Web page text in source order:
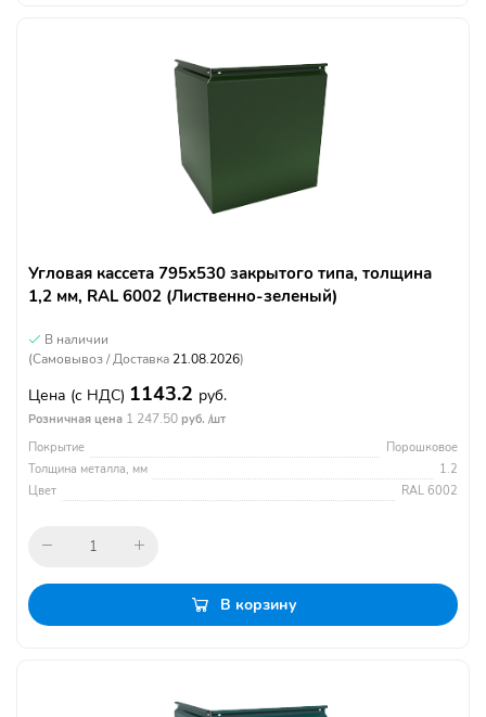
Угловая кассета 795х530 закрытого типа, толщина
1,2 мм, RAL 6002 (Лиственно-зеленый)
В наличии
(Самовывоз / Доставка 21.08.2026)
Цена (с НДС) 1143.2 руб.
Розничная цена 1 247.50 руб. /шт
Покрытие
Порошковое
Толщина металла, мм
1.2
Цвет
RAL 6002
В корзину